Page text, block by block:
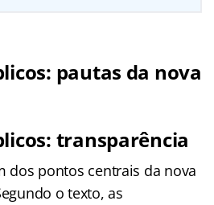
pautas da nova
transparência
dos pontos centrais da nova
o texto, as